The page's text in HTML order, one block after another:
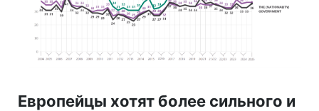
Европейцы хотят более сильного и